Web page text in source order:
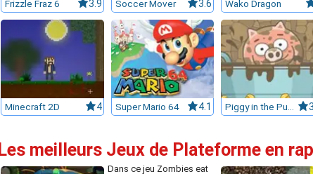
Frizzle Fraz 6 3.9 Soccer Mover 3.6 Wako Dragon
Minecraft 2D 4 Super Mario 64 4.1 Piggy in the Puddle
Les meilleurs Jeux de Plateforme en
Dans ce jeu Zombies eat